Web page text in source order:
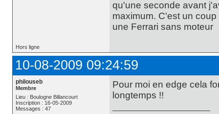
qu'une seconde avant
maximum. C'est un
une Ferrari sans moteur
Hors ligne
10-08-2009 09:24:59
philouseb
Membre
Lieu : Boulogne Billancourt
Inscription : 16-05-2009
Messages : 47
Pour moi en edge cela
longtemps !!